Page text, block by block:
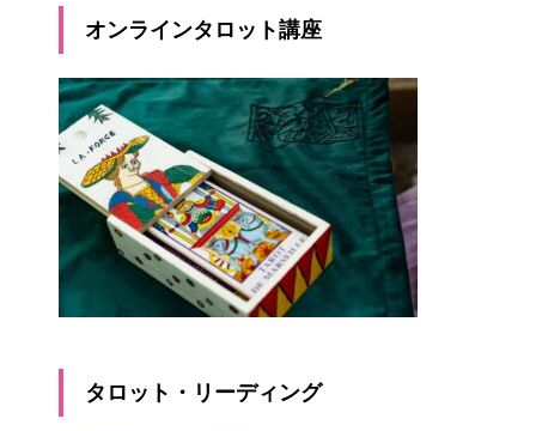
オンラインタロット講座
タロット・リーディング